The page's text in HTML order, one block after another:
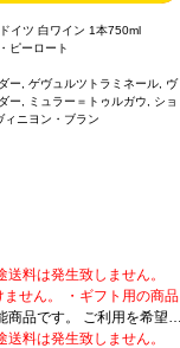
イツ 白ワイン 1本750ml
ピーロート
ー, ゲヴュルツトラミネール, ヴ
ー, ミュラー＝トゥルガウ, ショ
ィニヨン・ブラン
料は発生致しません。
せん。 ・ギフト用の商品
商品です。 ご利用を希望
結び・上部表書き内容・
料は発生致しません。